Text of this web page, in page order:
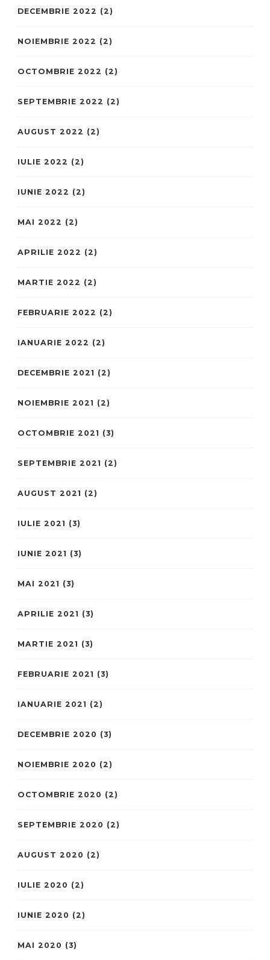
DECEMBRIE 2022 (2)
NOIEMBRIE 2022 (2)
OCTOMBRIE 2022 (2)
SEPTEMBRIE 2022 (2)
AUGUST 2022 (2)
IULIE 2022 (2)
IUNIE 2022 (2)
MAI 2022 (2)
APRILIE 2022 (2)
MARTIE 2022 (2)
FEBRUARIE 2022 (2)
IANUARIE 2022 (2)
DECEMBRIE 2021 (2)
NOIEMBRIE 2021 (2)
OCTOMBRIE 2021 (3)
SEPTEMBRIE 2021 (2)
AUGUST 2021 (2)
IULIE 2021 (3)
IUNIE 2021 (3)
MAI 2021 (3)
APRILIE 2021 (3)
MARTIE 2021 (3)
FEBRUARIE 2021 (3)
IANUARIE 2021 (2)
DECEMBRIE 2020 (3)
NOIEMBRIE 2020 (2)
OCTOMBRIE 2020 (2)
SEPTEMBRIE 2020 (2)
AUGUST 2020 (2)
IULIE 2020 (2)
IUNIE 2020 (2)
MAI 2020 (3)